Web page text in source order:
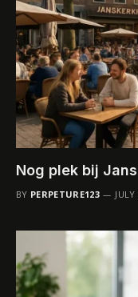
Nog plek bij
BY PERPETURE123